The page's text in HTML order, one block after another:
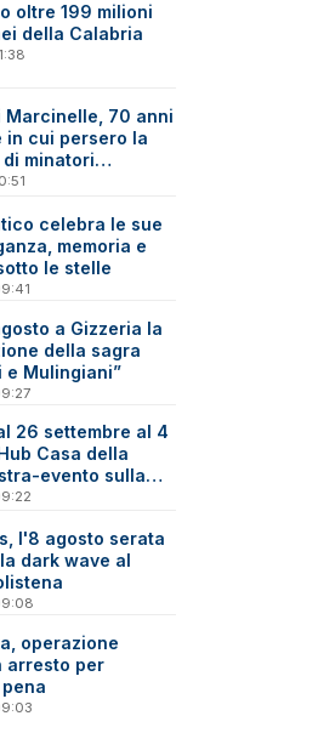
oltre 199 milioni
della Calabria
Marcinelle, 70 anni
in cui persero la
minatori
celebra le sue
memoria e
le stelle
a Gizzeria la
della sagra
e Mulingiani”
26 settembre al 4
Casa della
evento sulla
l'8 agosto serata
dark wave al
operazione
arresto per